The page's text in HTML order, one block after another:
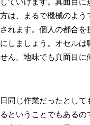
ていけます。真面目に
は、まるで機械のよう
れます。個人の都合を
しましょう。オセルは
ん。地味でも真面目に
同じ作業だったとして
ということでもあるの